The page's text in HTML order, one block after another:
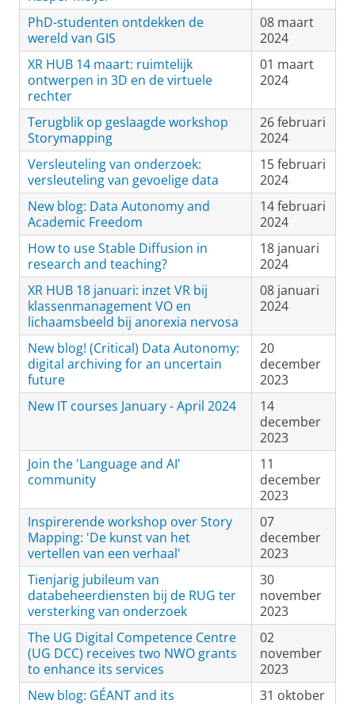
PhD-studenten ontdekken de
wereld van GIS
08 maart
2024
XR HUB 14 maart: ruimtelijk
ontwerpen in 3D en de virtuele
rechter
01 maart
2024
Terugblik op geslaagde workshop
Storymapping
26 februari
2024
Versleuteling van onderzoek:
versleuteling van gevoelige data
15 februari
2024
New blog: Data Autonomy and
Academic Freedom
14 februari
2024
How to use Stable Diffusion in
research and teaching?
18 januari
2024
XR HUB 18 januari: inzet VR bij
klassenmanagement VO en
lichaamsbeeld bij anorexia nervosa
08 januari
2024
New blog! (Critical) Data Autonomy:
digital archiving for an uncertain
future
20
december
2023
New IT courses January - April 2024
14
december
2023
Join the 'Language and AI'
community
11
december
2023
Inspirerende workshop over Story
Mapping: 'De kunst van het
vertellen van een verhaal'
07
december
2023
Tienjarig jubileum van
databeheerdiensten bij de RUG ter
versterking van onderzoek
30
november
2023
The UG Digital Competence Centre
(UG DCC) receives two NWO grants
to enhance its services
02
november
2023
New blog: GÉANT and its
31 oktober